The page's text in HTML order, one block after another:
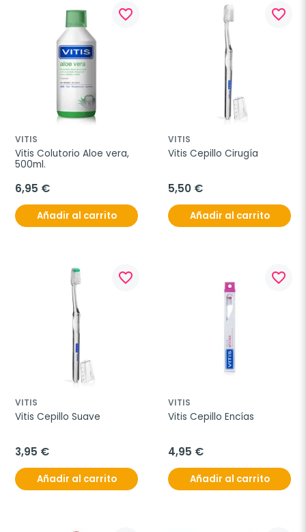
favorite_border
VITIS
Vitis Colutorio Aloe vera,
500ml.
6,95 €
Añadir al carrito
favorite_border
VITIS
Vitis Cepillo Cirugía
5,50 €
Añadir al carrito
favorite_border
VITIS
Vitis Cepillo Suave
3,95 €
Añadir al carrito
favorite_border
VITIS
Vitis Cepillo Encías
4,95 €
Añadir al carrito